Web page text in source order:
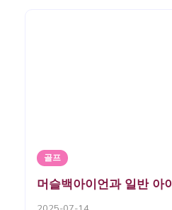
골프
머슬백아이언과 일반 아